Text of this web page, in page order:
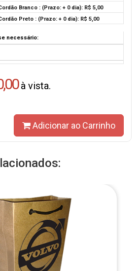
Branco : (Prazo: + 0 dia): R$ 5,00
Preto : (Prazo: + 0 dia): R$ 5,00
necessário:
à vista.
Adicionar ao Carrinho